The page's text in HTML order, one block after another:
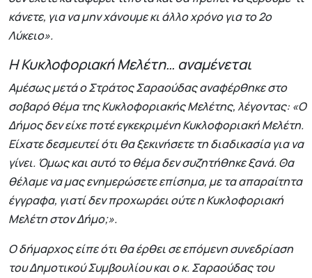
κάνετε, για να μην χάνουμε κι άλλο χρόνο για το 2ο
Λύκειο».
Η Κυκλοφοριακή Μελέτη… αναμένεται
Αμέσως μετά ο Στράτος Σαραούδας αναφέρθηκε στο
σοβαρό θέμα της Κυκλοφοριακής Μελέτης, λέγοντας: «Ο
Δήμος δεν είχε ποτέ εγκεκριμένη Κυκλοφοριακή Μελέτη.
Είχατε δεσμευτεί ότι θα ξεκινήσετε τη διαδικασία για να
γίνει. Όμως και αυτό το θέμα δεν συζητήθηκε ξανά. Θα
θέλαμε να μας ενημερώσετε επίσημα, με τα απαραίτητα
έγγραφα, γιατί δεν προχωράει ούτε η Κυκλοφοριακή
Μελέτη στον Δήμο;».
Ο δήμαρχος είπε ότι θα έρθει σε επόμενη συνεδρίαση
του Δημοτικού Συμβουλίου και ο κ. Σαραούδας του